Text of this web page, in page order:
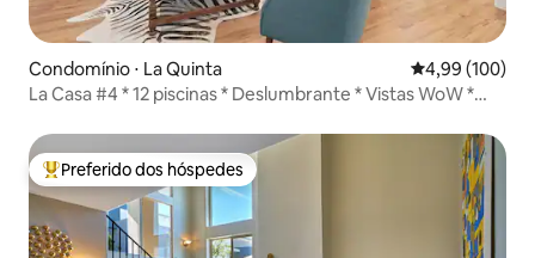
Condomínio ⋅ La Quinta 4,99 de uma
4,99 (100)
La Casa #4 * 12 piscinas * Deslumbrante * Vistas WoW *
Entre os melhores preferidos dos hóspedes
Preferido dos hóspedes